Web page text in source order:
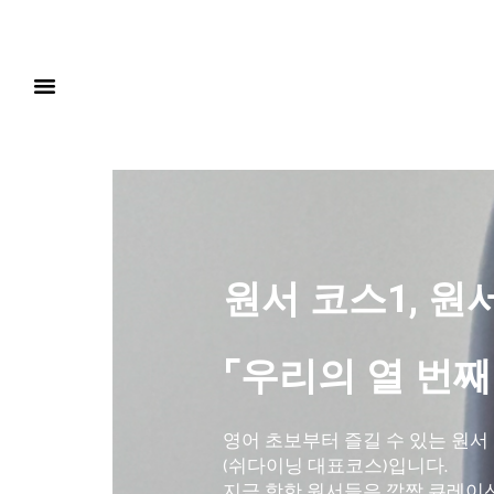
원서 코스1, 원
⌜우리의 열 번
영어 초보부터 즐길 수 있는 원
(쉬다이닝 대표코스)입니다.